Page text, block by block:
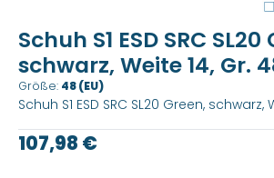
Schuh S1 ESD SRC SL20
schwarz, Weite 14, Gr.
Größe: 48 (EU)
Schuh S1 ESD SRC SL20 Green, schwarz,
Regulärer Preis:
107,98 €